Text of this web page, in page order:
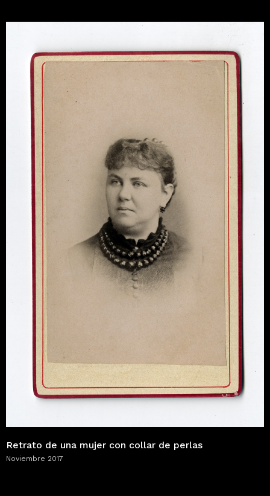
Retrato de una mujer con collar de perlas
Noviembre 2017